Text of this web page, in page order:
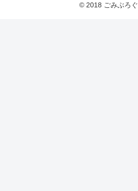
© 2018 ごみぶろぐ.